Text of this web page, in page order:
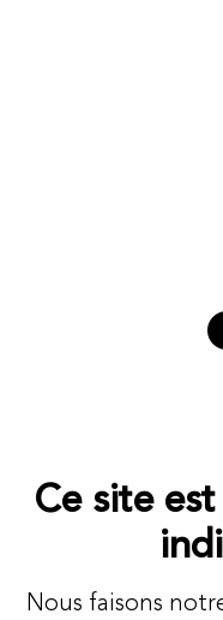
Ce site
Nous faisons notre possible pour le restaurer